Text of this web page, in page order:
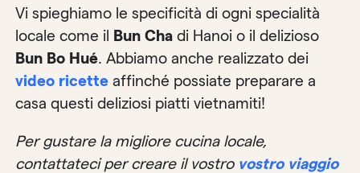
Vi spieghiamo le specificità di ogni specialità
locale come il Bun Cha di Hanoi o il delizioso
Bun Bo Hué. Abbiamo anche realizzato dei
video ricette affinché possiate preparare a
casa questi deliziosi piatti vietnamiti!
Per gustare la migliore cucina locale,
contattateci per creare il vostro vostro viaggio